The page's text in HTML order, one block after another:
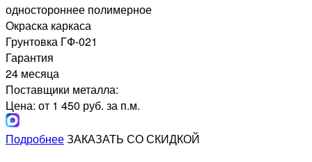
одностороннее полимерное
Окраска каркаса
Грунтовка ГФ-021
Гарантия
24 месяца
Поставщики металла:
Цена: от 1 450 руб. за п.м.
ПодробнееЗАКАЗАТЬ СО СКИДКОЙ